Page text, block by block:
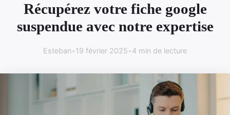
Récupérez votre fiche google
suspendue avec notre expertise
Esteban•19 février 2025•4 min de lecture